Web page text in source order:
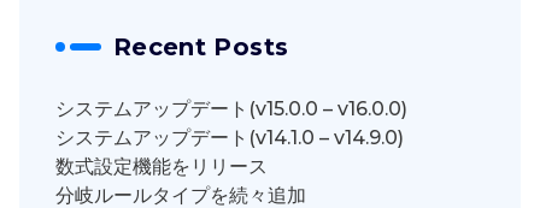
Recent Posts
システムアップデート(v15.0.0 – v16.0.0)
システムアップデート(v14.1.0 – v14.9.0)
数式設定機能をリリース
分岐ルールタイプを続々追加